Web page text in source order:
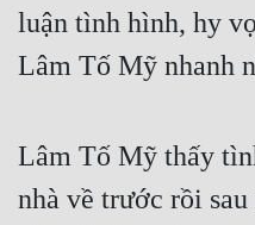
luận tình hình, hy
Lâm Tố Mỹ nhanh
Lâm Tố Mỹ thấy
nhà về trước rồi